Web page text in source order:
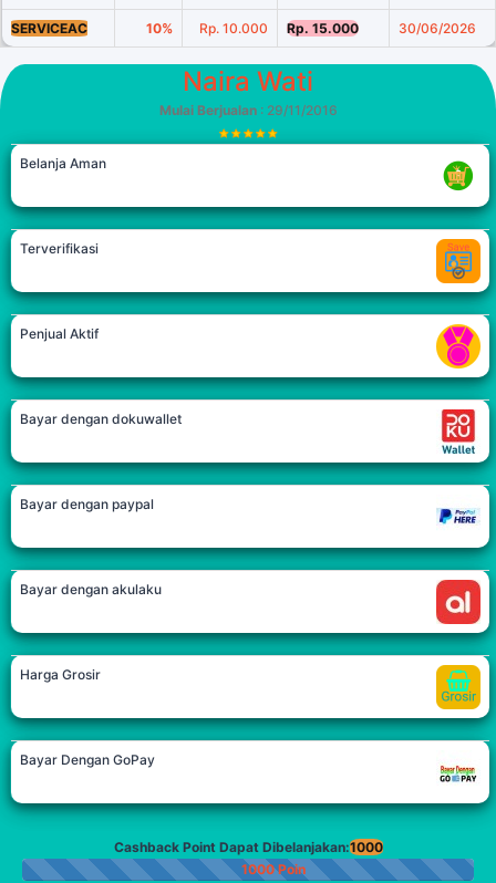
SERVICEAC 10% Rp. 10.000 Rp. 15.000 30/06/2026
Naira Wati
Mulai Berjualan: 29/11/2016
Belanja Aman
Terverifikasi
Penjual Aktif
Bayar dengan dokuwallet
Bayar dengan paypal
Bayar dengan akulaku
Harga Grosir
Bayar Dengan GoPay
Cashback Point Dapat Dibelanjakan:1000
1000 Poin